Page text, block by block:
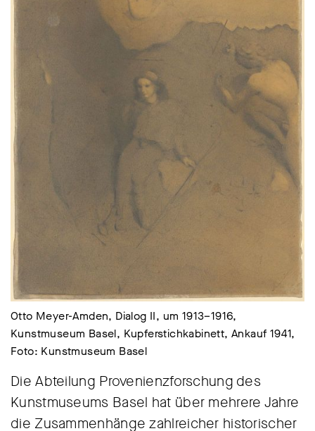
Otto Meyer-Amden, Dialog II, um 1913–1916,
Kunstmuseum Basel, Kupferstichkabinett, Ankauf 1941,
Foto: Kunstmuseum Basel
Die Abteilung Provenienzforschung des
Kunstmuseums Basel hat über mehrere Jahre
die Zusammenhänge zahlreicher historischer